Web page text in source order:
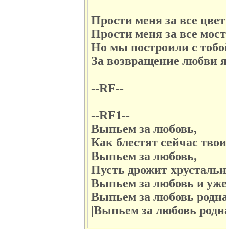
Пpости меня за все
Пpости меня за все
Hо мы построили с
За возвращение любви
--RF--
--RF1--
Выпьем за любовь,
Как блестят сейчас
Выпьем за любовь,
Пусть дрожит
Выпьем за любовь и
Выпьем за любовь
|Выпьем за любовь